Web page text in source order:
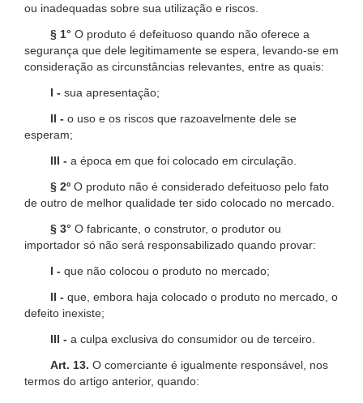
ou inadequadas sobre sua utilização e riscos.
§ 1° O produto é defeituoso quando não oferece a
segurança que dele legitimamente se espera, levando-se em
consideração as circunstâncias relevantes, entre as quais:
I - sua apresentação;
II - o uso e os riscos que razoavelmente dele se
esperam;
III - a época em que foi colocado em circulação.
§ 2º O produto não é considerado defeituoso pelo fato
de outro de melhor qualidade ter sido colocado no mercado.
§ 3° O fabricante, o construtor, o produtor ou
importador só não será responsabilizado quando provar:
I - que não colocou o produto no mercado;
II - que, embora haja colocado o produto no mercado, o
defeito inexiste;
III - a culpa exclusiva do consumidor ou de terceiro.
Art. 13. O comerciante é igualmente responsável, nos
termos do artigo anterior, quando: